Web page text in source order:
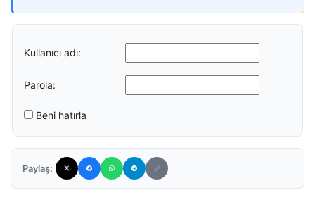
Kullanıcı adı:
Parola:
Beni hatırla
Paylaş: